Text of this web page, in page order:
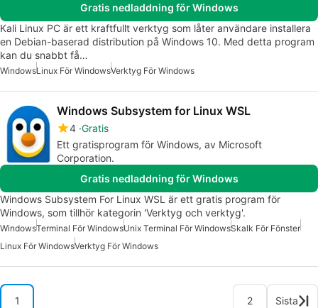
Gratis nedladdning för Windows
Kali Linux PC är ett kraftfullt verktyg som låter användare installera
en Debian-baserad distribution på Windows 10. Med detta program
kan du snabbt få…
WindowsLinux För WindowsVerktyg För Windows
Windows Subsystem for Linux WSL
4 Gratis
Ett gratisprogram för Windows, av Microsoft
Corporation.
Gratis nedladdning för Windows
Windows Subsystem For Linux WSL är ett gratis program för
Windows, som tillhör kategorin 'Verktyg och verktyg'.
WindowsTerminal För WindowsUnix Terminal För WindowsSkalk För Fönster
Linux För WindowsVerktyg För Windows
1 2 Sista